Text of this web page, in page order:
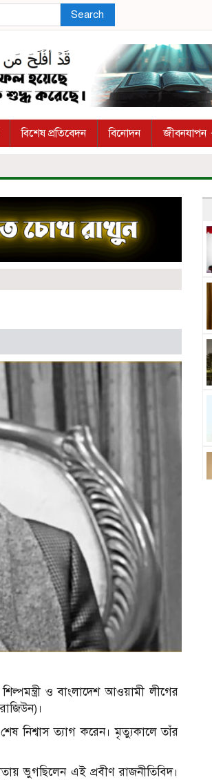
Search
বিশেষ প্রতিবেদন বিনোদন জীবনযাপন
ও বাংলাদেশ আওয়ামী লীগের
নিশ্বাস ত্যাগ করেন। মৃত্যুকালে তাঁর
ভুগছিলেন এই প্রবীণ রাজনীতিবিদ।